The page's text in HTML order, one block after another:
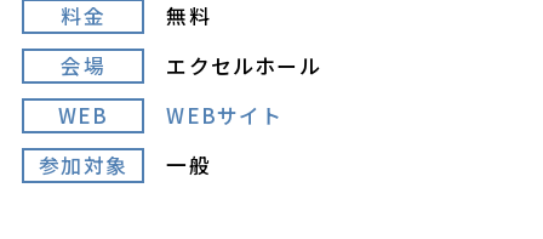
料金
無料
会場
エクセルホール
WEB
WEBサイト
参加対象
一般